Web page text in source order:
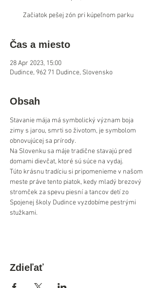
Začiatok pešej zón pri kúpeľnom parku
Čas a miesto
28 Apr 2023, 15:00
Dudince, 962 71 Dudince, Slovensko
Obsah
Stavanie mája má symbolický význam boja
zimy s jarou, smrti so životom, je symbolom
obnovujúcej sa prírody.
Na Slovenku sa máje tradične stavajú pred
domami dievčat, ktoré sú súce na vydaj.
Túto krásnu tradíciu si pripomenieme v našom
meste práve tento piatok, kedy mladý brezový
stromček za spevu piesní a tancov detí zo
Spojenej školy Dudince vyzdobíme pestrými
stužkami.
Zdieľať